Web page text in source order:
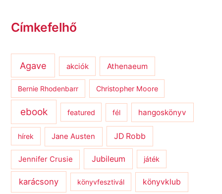
Címkefelhő
Agave akciók Athenaeum
Bernie Rhodenbarr Christopher Moore
ebook featured fél hangoskönyv
hírek Jane Austen JD Robb
Jennifer Crusie Jubileum játék
karácsony könyvfesztivál könyvklub